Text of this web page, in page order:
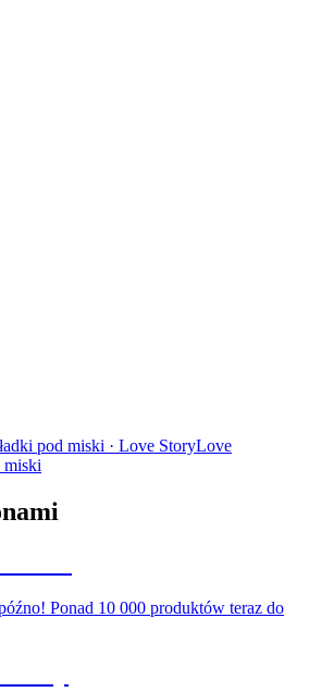
pod miski · Love StoryLove
miski
Ponad 10 000 produktów teraz do